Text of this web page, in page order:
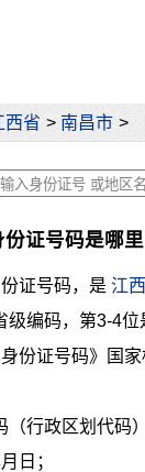
西省 > 南昌市 >
证号码是哪
证号码，是 江
级编码，第3-4位
份证号码》国
行政区划代码
日；